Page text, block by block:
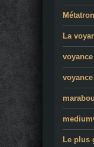
La
voyance
Le plus